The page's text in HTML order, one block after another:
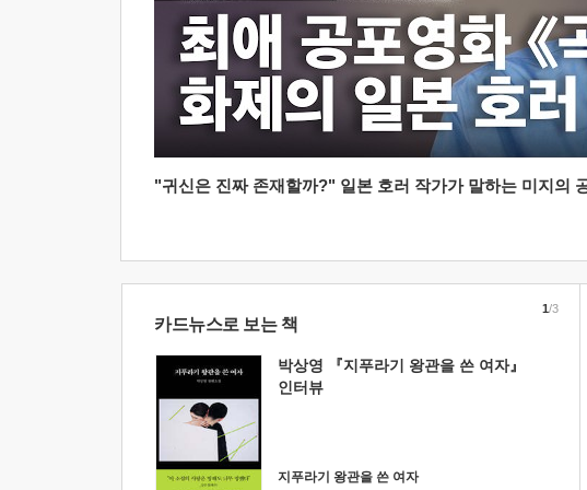
"귀신은 진짜 존재할까?" 일본 호러 작가가 말하는 미지의
카드뉴스로 보는 책
박상영 『지푸라기 왕관을 쓴 여자』
인터뷰
지푸라기 왕관을 쓴 여자
1/3